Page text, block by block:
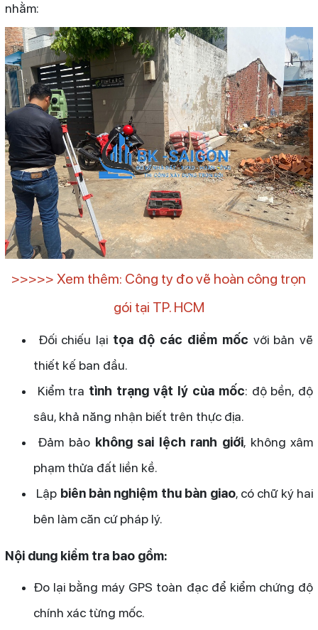
nhằm:
>>>>> Xem thêm: Công ty đo vẽ hoàn công trọn
gói tại TP. HCM
Đối chiếu lại tọa độ các điểm mốc với bản vẽ
thiết kế ban đầu.
Kiểm tra tình trạng vật lý của mốc: độ bền, độ
sâu, khả năng nhận biết trên thực địa.
Đảm bảo không sai lệch ranh giới, không xâm
phạm thửa đất liền kề.
Lập biên bản nghiệm thu bàn giao, có chữ ký hai
bên làm căn cứ pháp lý.
Nội dung kiểm tra bao gồm:
Đo lại bằng máy GPS toàn đạc để kiểm chứng độ
chính xác từng mốc.